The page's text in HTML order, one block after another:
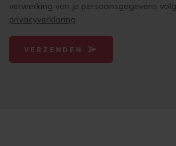
verwerking van je persoonsgegevens
privacyverklaring
VERZENDEN